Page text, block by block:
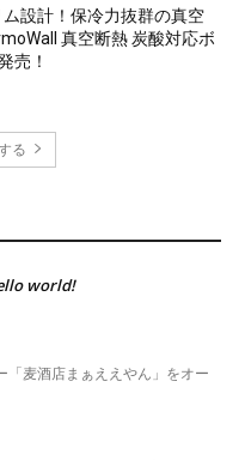
ム設計！保冷力抜群の真空
真空断熱 炭酸対応ボ
売！
る
world!